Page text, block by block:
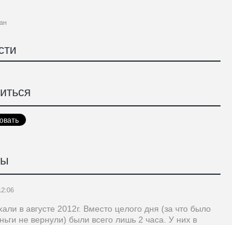
в августе 2012г. Вместо целого дня (за что было
не вернули) были всего лишь 2 часа. У них в